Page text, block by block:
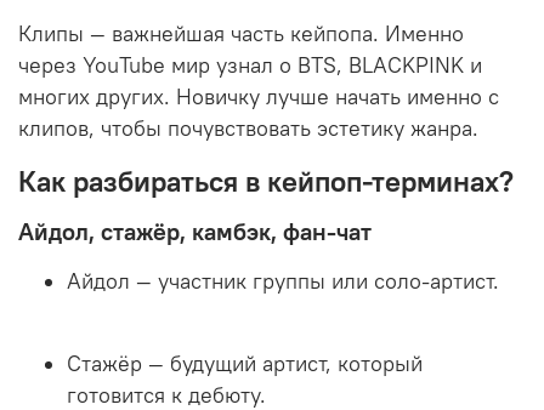
Клипы — важнейшая часть кейпопа. Именно
через YouTube мир узнал о BTS, BLACKPINK и
многих других. Новичку лучше начать именно с
клипов, чтобы почувствовать эстетику жанра.
Как разбираться в кейпоп-терминах?
Айдол, стажёр, камбэк, фан-чат
Айдол — участник группы или соло-артист.
Стажёр — будущий артист, который
готовится к дебюту.